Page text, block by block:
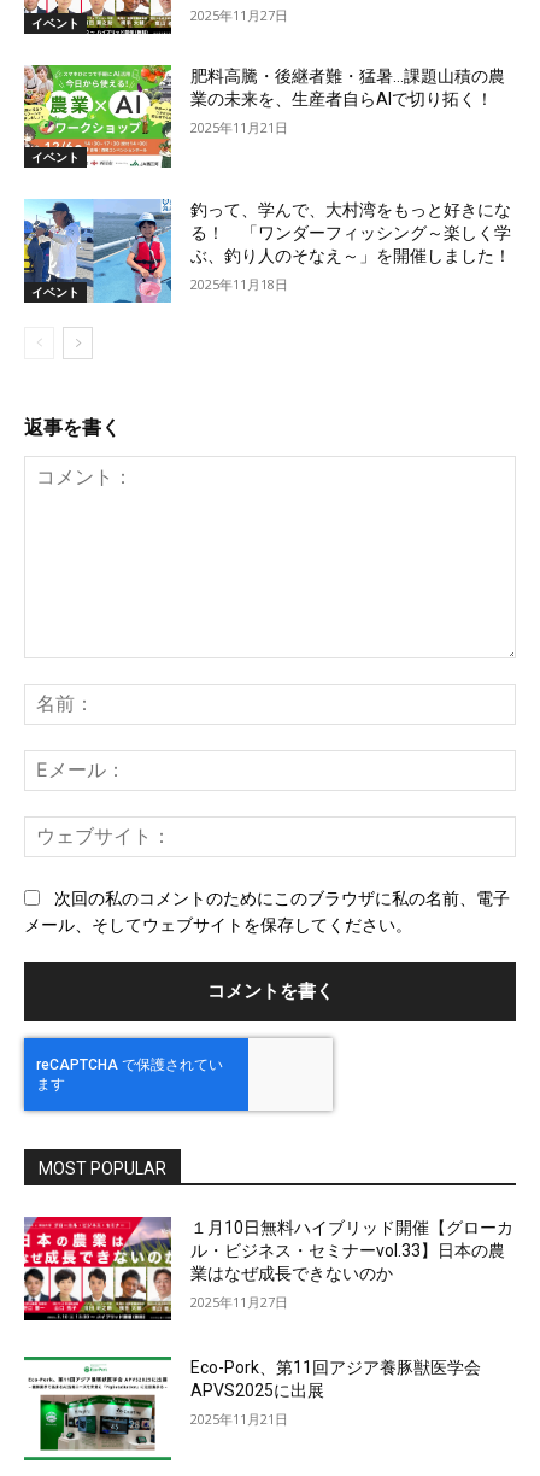
イベント 2025年11月27日
イベント
肥料高騰・後継者難・猛暑…課題山積の農
業の未来を、生産者自らAIで切り拓く！
2025年11月21日
イベント
釣って、学んで、大村湾をもっと好きにな
る！ 「ワンダーフィッシング～楽しく学
ぶ、釣り人のそなえ～」を開催しました！
2025年11月18日
返事を書く
ン
ト：
前
メ
ー
ェ
次回の私のコメントのためにこのブラウザに私の名前、電子
メール、そしてウェブサイトを保存してください。
MOST POPULAR
１月10日無料ハイブリッド開催【グローカ
ル・ビジネス・セミナーvol.33】日本の農
業はなぜ成長できないのか
2025年11月27日
Eco-Pork、第11回アジア養豚獣医学会
APVS2025に出展
2025年11月21日